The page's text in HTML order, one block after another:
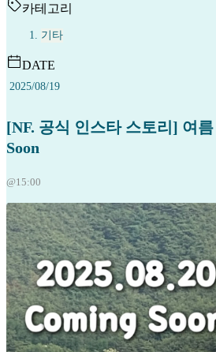
카테고리
기타
DATE
2025/08/19
[NF. 공식 인스타 스토리] 여
Soon
@15:00